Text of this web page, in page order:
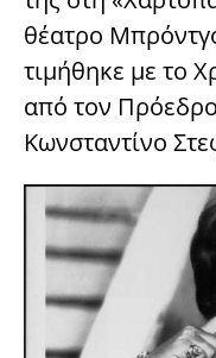
θέατρο
τιμήθηκε με το
από τον
Κωνσταντίνο